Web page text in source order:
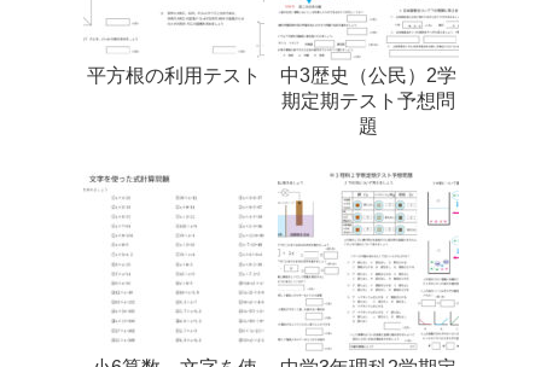
平方根の利用テスト
中3歴史（公民）2学
期定期テスト予想問
題